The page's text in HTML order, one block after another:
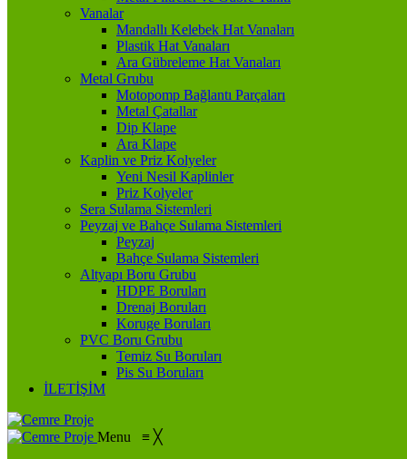
Vanalar
Mandallı Kelebek Hat Vanaları
Plastik Hat Vanaları
Ara Gübreleme Hat Vanaları
Metal Grubu
Motopomp Bağlantı Parçaları
Metal Çatallar
Dip Klape
Ara Klape
Kaplin ve Priz Kolyeler
Yeni Nesil Kaplinler
Priz Kolyeler
Sera Sulama Sistemleri
Peyzaj ve Bahçe Sulama Sistemleri
Peyzaj
Bahçe Sulama Sistemleri
Altyapı Boru Grubu
HDPE Boruları
Drenaj Boruları
Koruge Boruları
PVC Boru Grubu
Temiz Su Boruları
Pis Su Boruları
İLETİŞİM
Menu ≡ ╳